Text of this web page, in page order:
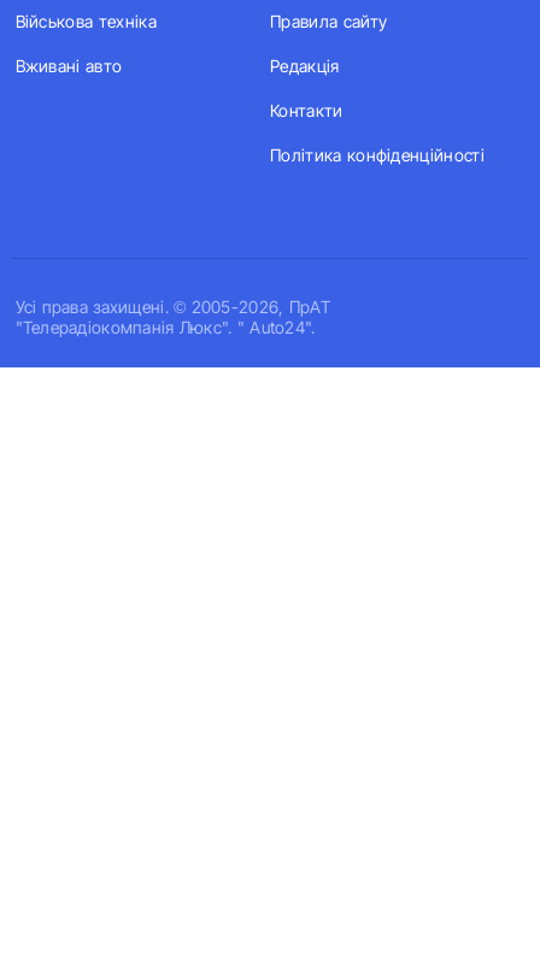
Усi права захищенi. © 2005-2026, ПрАТ
"Телерадіокомпанія Люкс". " Auto24".
Військова техніка
Вживані авто
Правила сайту
Редакція
Контакти
Політика конфіденційності